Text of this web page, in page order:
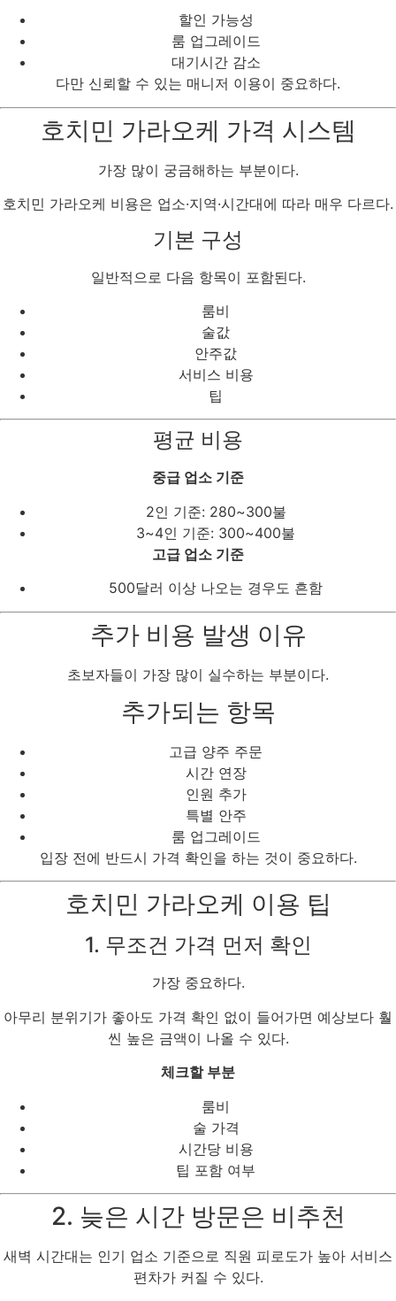
할인 가능성
룸 업그레이드
대기시간 감소
다만 신뢰할 수 있는 매니저 이용이 중요하다.
호치민 가라오케 가격 시스템
가장 많이 궁금해하는 부분이다.
호치민 가라오케 비용은 업소·지역·시간대에 따라 매우 다르다.
기본 구성
일반적으로 다음 항목이 포함된다.
룸비
술값
안주값
서비스 비용
팁
평균 비용
중급 업소 기준
2인 기준: 280~300불
3~4인 기준: 300~400불
고급 업소 기준
500달러 이상 나오는 경우도 흔함
추가 비용 발생 이유
초보자들이 가장 많이 실수하는 부분이다.
추가되는 항목
고급 양주 주문
시간 연장
인원 추가
특별 안주
룸 업그레이드
입장 전에 반드시 가격 확인을 하는 것이 중요하다.
호치민 가라오케 이용 팁
1. 무조건 가격 먼저 확인
가장 중요하다.
아무리 분위기가 좋아도 가격 확인 없이 들어가면 예상보다 훨
씬 높은 금액이 나올 수 있다.
체크할 부분
룸비
술 가격
시간당 비용
팁 포함 여부
2. 늦은 시간 방문은 비추천
새벽 시간대는 인기 업소 기준으로 직원 피로도가 높아 서비스
편차가 커질 수 있다.